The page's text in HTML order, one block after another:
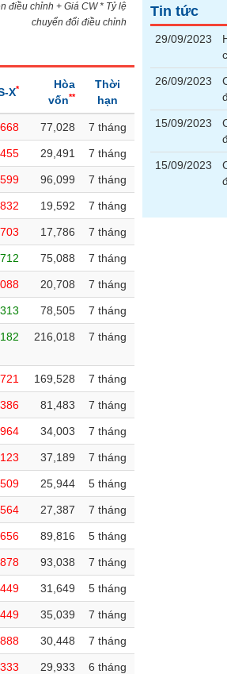
điều chỉnh + Giá CW * Tỷ lệ
chuyển đổi điều chỉnh
X*
Hòa
vốn**
Thời
hạn
77,028 7 tháng
29,491 7 tháng
96,099 7 tháng
19,592 7 tháng
17,786 7 tháng
75,088 7 tháng
20,708 7 tháng
78,505 7 tháng
216,018 7 tháng
169,528 7 tháng
81,483 7 tháng
34,003 7 tháng
37,189 7 tháng
25,944 5 tháng
27,387 7 tháng
89,816 5 tháng
93,038 7 tháng
31,649 5 tháng
35,039 7 tháng
30,448 7 tháng
29,933 6 tháng
Tin tức
29/09/2023
26/09/2023
15/09/2023
15/09/2023